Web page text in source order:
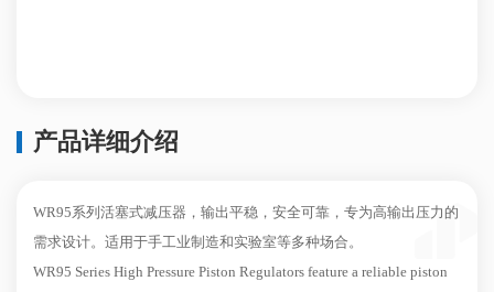
产品详细介绍
WR95系列活塞式减压器，输出平稳，安全可靠，专为高输出压力的
需求设计。适用于手工业制造和实验室等多种场合。
WR95 Series High Pressure Piston Regulators feature a reliable piston